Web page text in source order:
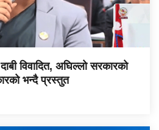
विवादित, अघिल्लो सरकारको
भन्दै प्रस्तुत